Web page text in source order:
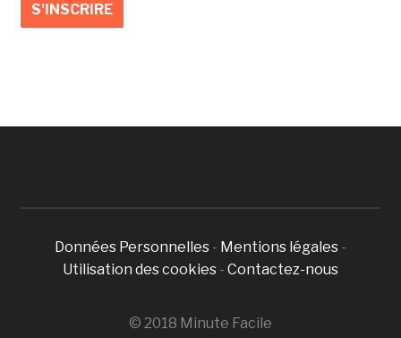
Données Personnelles - Mentions légales -
Utilisation des cookies - Contactez-nous
© 2018 Minute Facile